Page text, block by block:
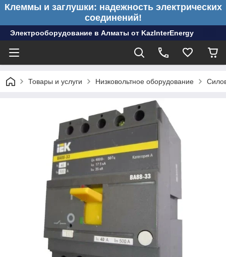
Клеммы и заглушки: надежность электрических
соединений!
Электрооборудование в Алматы от KazInterEnergy
Товары и услуги Низковольтное оборудование